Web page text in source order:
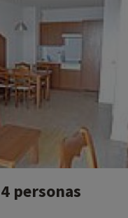
personas